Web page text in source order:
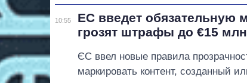
10:55
ЕС введет обязательную
грозят штрафы до €15 млн
ЄС ввел новые правила
маркировать контент, созданный